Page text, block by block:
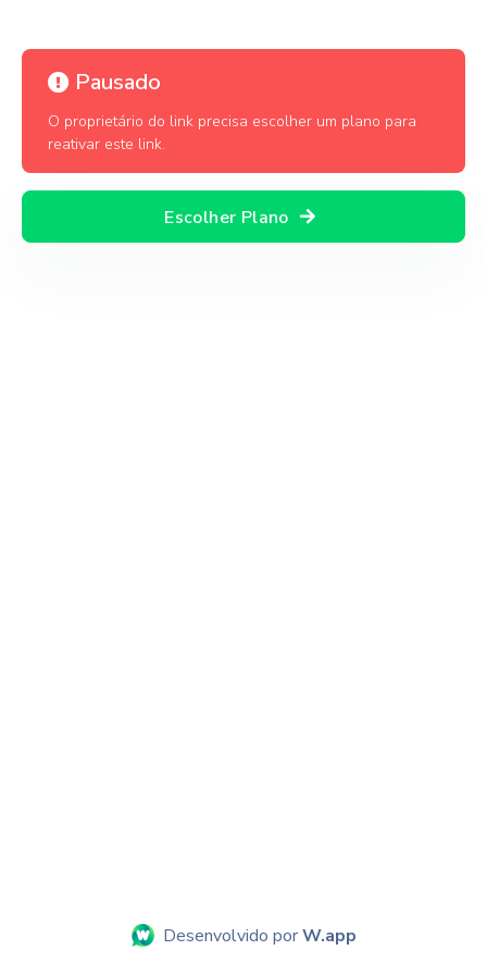
Pausado
O proprietário do link precisa escolher um plano para
reativar este link.
Escolher Plano
Desenvolvido porW.app